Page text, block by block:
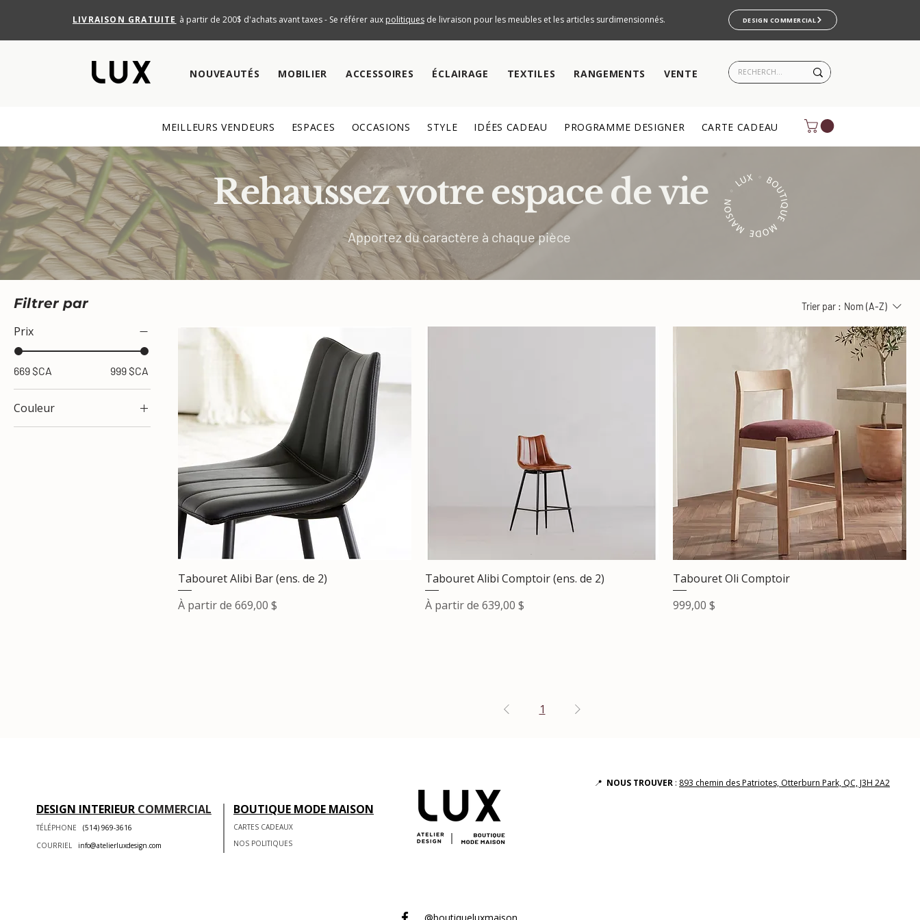
LIVRAISON GRATUITE à partir de 200$ d'achats avant taxes - Se référer aux politiquesde livraison pour les meubles et les articles surdimensionnés. DESIGN COMMERCIAL
NOUVEAUTÉS MOBILIER ACCESSOIRES ÉCLAIRAGE TEXTILES RANGEMENTS VENTE
MEILLEURS VENDEURS ESPACES OCCASIONS STYLE IDÉES CADEAU PROGRAMME DESIGNER CARTE CADEAU
Rehaussez votre espace de vie
Apportez du caractère à chaque pièce
Filtrer par
Prix
669 $CA 999 $CA
Couleur
Trier par : Nom (A-Z)
Tabouret Alibi Bar (ens. de 2)
À partir de 669,00 $
Prix promotionnel
Tabouret Alibi Comptoir (ens. de 2)
À partir de639,00 $
Prix promotionnel
Tabouret Oli Comptoir
Prix
999,00 $
1
DESIGN INTERIEUR COMMERCIAL
TÉLÉPHONE (514) 969-3616
COURRIEL info@atelierluxdesign.com
BOUTIQUE MODE MAISON
CARTES CADEAUX
NOS POLITIQUES
📍 NOUS TROUVER : 893 chemin des Patriotes, Otterburn Park, QC, J3H 2A2